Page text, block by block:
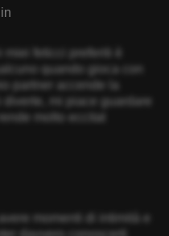
miei feticci preferiti è
quando gioca con
partner accende la
diverte, mi piace guardare
molto eccitat
momenti di intimità e